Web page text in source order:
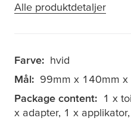
Alle produktdetaljer
Farve: hvid
Mål: 99mm x 140mm x
Package content: 1 x
x adapter, 1 x